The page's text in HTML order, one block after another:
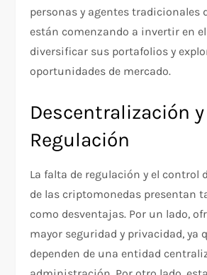
personas y agentes tradicionales
están comenzando a invertir en
diversificar sus portafolios y
oportunidades de mercado.
Descentralización
Regulación
La falta de regulación y el control
de las criptomonedas presentan
como desventajas. Por un lado,
mayor seguridad y privacidad, ya
dependen de una entidad